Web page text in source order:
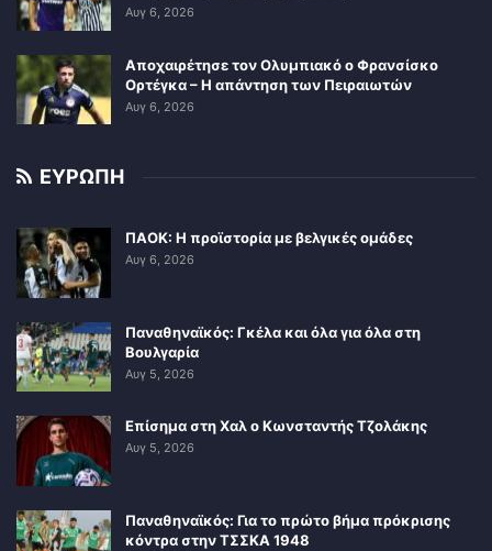
Αυγ 6, 2026
Αποχαιρέτησε τον Ολυμπιακό ο Φρανσίσκο
Ορτέγκα – Η απάντηση των Πειραιωτών
Αυγ 6, 2026
ΕΥΡΩΠΗ
ΠΑΟΚ: Η προϊστορία με βελγικές ομάδες
Αυγ 6, 2026
Παναθηναϊκός: Γκέλα και όλα για όλα στη
Βουλγαρία
Αυγ 5, 2026
Επίσημα στη Χαλ ο Κωνσταντής Τζολάκης
Αυγ 5, 2026
Παναθηναϊκός: Για το πρώτο βήμα πρόκρισης
κόντρα στην ΤΣΣΚΑ 1948